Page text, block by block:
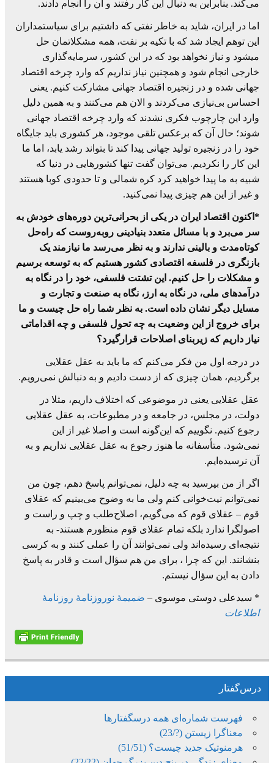
می‌کند. بنابراین به دنبال این کار رفتند و آن را انجام دادند.
اما در ایران، شاید به خاطر نفتی که داشتیم برای سیاستمداران
این توهم ایجاد شد که با تکیه بر نفت، همه مشکلاتمان حل
می‎شود و نیاز نخواهد بود که در این کشور، سرمایه‌گذاری
خارجی انجام شود و همچنین نیاز نداریم که وارد چرخه اقتصاد
جهانی شده و در زنجیره اقتصاد جهانی مشارکت کنیم. یعنی
احساس بی‌نیازی می‌کردند و الان هم می‌کنند و به همین دلیل
وارد این چارچوب فکری نشدند که وارد چرخه اقتصاد جهانی
شوند؛ حال آن که برعکس تلقی موجود، هر کشوری باید جایگاه
خود را در زنجیره تولید جهانی پیدا کند تا بتواند رشد یابد، اما ما
این کار را نکردیم. می‌توان گفت تنها کشورهایی در دنیا که
شبیه به ما پیدا خواهید کرد کره شمالی و تا حدودی کوبا هستند
و غیر از این هم چیزی پیدا نمی‌کنید.
*اکنون اقتصاد ایران در یکی از بحرانی‌ترین دوره‌های خودش به
سر می‌برد و با مسائل متعدد بنیادینی روبه‌روست که راه‌حل
کوتاه‌مدت و بالینی ندارند و به نظر می‌رسد ما نیازمند یک
بازنگری در فلسفه اقتصادی کشور هستیم که به توسعه برسیم
و مشکلات را حل کنیم. این تشتت فلسفی، خود را در نگاه به
درآمدهای ملی، در نگاه به ارز، نگاه به صنعت و تجارت و
مسایل دیگر نشان داده است. به نظر شما راه حل چیست و ما
برای خروج از این وضعیت به چه تحول فلسفی و چه اقداماتی
نیاز داریم که زیربنای اصلاحات قرارگیرد؟
در درجه اول من فکر می‌کنم که ما باید به عقل عقلایی
برگردیم، همان چیزی که از دست دادیم و به دنبالش نمی‌رویم.
عقل عقلایی یعنی در موضوعی که اختلاف داریم، مثلا در
دولت، در مجلس، در جامعه و در مطبوعات، به عقل عقلایی
رجوع کنیم. نگوییم که این‌گونه است و اصلا غیر از این
نمی‌شود. متأسفانه ما هنوز رجوع به عقل عقلایی نداریم و به
آن نرسیده‌ایم.
اگر از من بپرسید به چه دلیل، نمی‌توانم پاسخ دهم، چون من
نمی‌توانم نیت‌خوانی کنم ولی ما به وضوح می‌بینیم که عقلای
قوم – عقلای قوم که می‌گویم، اصلاح‌طلب و چپ و راست و
اصولگرا ندارد بلکه تمام عقلای قوم منظورم هستند- به
نتیجه‌ای رسیده‌اند ولی نمی‌توانند آن را عملی کنند و به کرسی
بنشانند. این که چرا ، برای من هم سؤال است و قادر به پاسخ
دادن به این سؤال نیستم.
* سیدعلی دوستی موسوی – ضمیمۀ نوروزنامۀ روزنامۀ
اطلاعات
درس‌گفتار
فهرست شماره‌ای همه درسگفتارها
معناگرا زیستن (?/23)
هرمنوتیک جدید چیست؟ (51/51)